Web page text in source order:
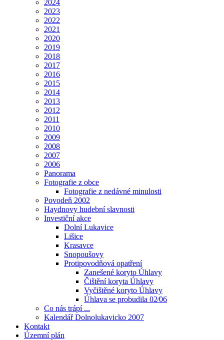
2024
2023
2022
2021
2020
2019
2018
2017
2016
2015
2014
2013
2012
2011
2010
2009
2008
2007
2006
Panorama
Fotografie z obce
Fotografie z nedávné minulosti
Povodeň 2002
Haydnovy hudební slavnosti
Investiční akce
Dolní Lukavice
Lišice
Krasavce
Snopoušovy
Protipovodňová opatření
Zanešené koryto Úhlavy
Čištění koryta Úhlavy
Vyčištěné koryto Úhlavy
Úhlava se probudila 02⁄06
Co nás trápí ...
Kalendář Dolnolukavicko 2007
Kontakt
Územní plán